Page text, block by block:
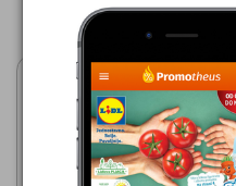
Cena